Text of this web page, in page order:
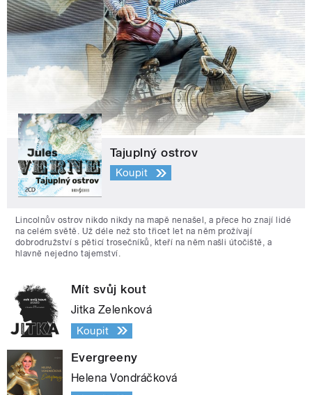
Tajuplný ostrov
Koupit
Lincolnův ostrov nikdo nikdy na mapě nenašel, a přece ho znají lidé
na celém světě. Už déle než sto třicet let na něm prožívají
dobrodružství s pěticí trosečníků, kteří na něm našli útočiště, a
hlavně nejedno tajemství.
Mít svůj kout
Jitka Zelenková
Koupit
Evergreeny
Helena Vondráčková